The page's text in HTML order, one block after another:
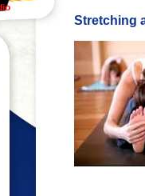
Stretching